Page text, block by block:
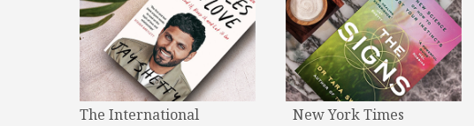
The International
New York Times